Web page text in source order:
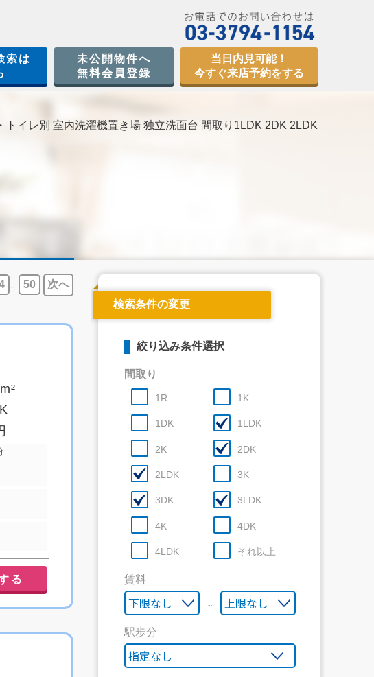
索は
未公開物件へ
無料会員登録
当日内見可能！
今すぐ来店予約をする
イレ別 室内洗濯機置き場 独立洗面台 間取り1LDK 2DK 2LDK
50 次へ
る
検索条件の変更
絞り込み条件選択
間取り
1R 1K
1DK 1LDK
2K 2DK
2LDK 3K
3DK 3LDK
4K 4DK
4LDK それ以上
賃料
～
駅歩分